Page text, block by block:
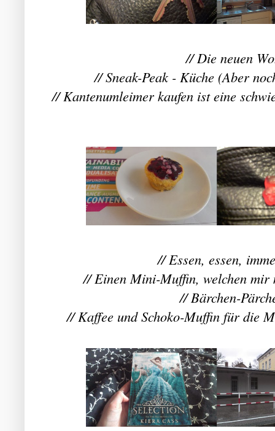
// Die neuen
// Sneak-Peak - Küche (Aber
// Kantenumleimer kaufen ist eine
// Essen, essen,
// Einen Mini-Muffin, welchen mir
// Bärchen-
// Kaffee und Schoko-Muffin für die